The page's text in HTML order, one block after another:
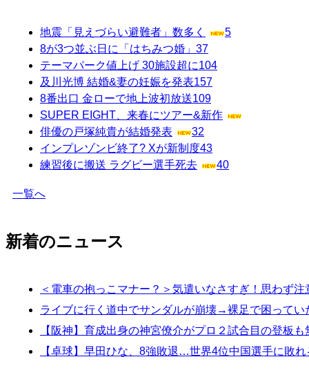
地震「見えづらい避難者」数多く
5
8が3つ並ぶ日に「はちみつ婚」 37
テーマパーク値上げ 30施設超に104
及川光博 結婚&妻の妊娠を発表157
8番出口 金ローで地上波初放送109
SUPER EIGHT、来春にツアー&新作
俳優の戸塚純貴が結婚発表
32
インプレゾンビ終了? Xが新制度43
練習後に搬送 ラグビー選手死去
40
一覧へ
新着のニュース
＜電車の抱っこマナー？＞気遣いなさすぎ！思わず
ライブに行く道中でサンダルが崩壊→裸足で困って
【阪神】育成出身の神宮僚介がプロ２試合目の登
【卓球】早田ひな、8強敗退…世界4位中国選手に敗